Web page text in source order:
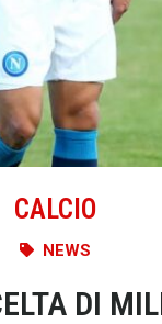
CALCIO
NEWS
DI